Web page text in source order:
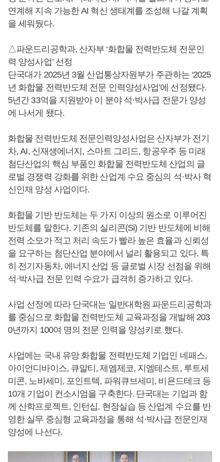
연계해 지속 가능한 AI 혁신 생태계를 조성해 나갈 계획
을 세워뒀다.
△파운드리공학과, 산자부 ‘화합물 전력반도체 전문인
력 양성사업’ 선정
단국대가 2025년 3월 산업통상자원부가 주관하는 ‘2025
년 화합물 전력반도체 전문 인력양성사업’에 선정됐다.
5년간 33억을 지원받아 이 분야 석·박사급 전문가 양성
에 나서게 됐다.
화합물 전력반도체 전문인력양성사업은 산자부가 전기
차, AI, 신재생에너지, 스마트 그리드, 항공우주 등 미래
첨단산업의 핵심 부품인 화합물 전력반도체 산업의 글
로벌 경쟁력 강화를 위한 산업계 수요 중심의 석·박사 혁
신인재 양성 사업이다.
화합물 기반 반도체는 두 가지 이상의 원소로 이루어진
반도체를 말한다. 기존의 실리콘(Si) 기반 반도체에 비해
전력 소모가 적고 처리 속도가 빨라 높은 효율과 신뢰성
을 요구하는 첨단산업 분야에서 널리 활용되고 있다. 특
히 전기자동차, 에너지 산업 등 글로벌 시장 선점을 위해
석·박사급 전문 인력 수요가 급격히 증가하고 있다.
사업 선정에 따라 단국대는 일반대학원 파운드리공학과
를 중심으로 화합물 전력반도체 교육과정을 개발해 203
0년까지 100여 명의 전문 인력을 양성키로 했다.
사업에는 국내 유망 화합물 전력반도체 기업인 네패스,
아이언디바이스, 큐알티, 제엠제코, 지엠테스트, 루트세
미콘, 노바세미, 포인트텍, 파워큐브세미, 비욘드테크 등
10개 기업이 컨소시엄을 구축한다. 단국대는 기업과 함
께 산학프로젝트, 인턴십, 현장실습 등 산업계 수요를 반
영한 실무 중심형 교육과정을 통해 석·박사급 전문인재
양성에 나선다.